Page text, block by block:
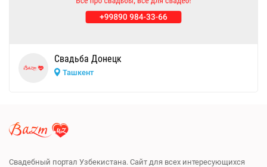
Свадьба Донецк
Ташкент
Свадебный портал Узбекистана. Сайт для всех интересующихся